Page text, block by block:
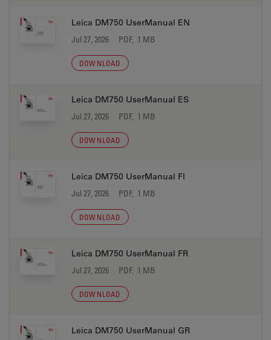
Leica DM750 UserManual EN
Jul 27, 2026 PDF, 1 MB
DOWNLOAD
Leica DM750 UserManual ES
Jul 27, 2026 PDF, 1 MB
DOWNLOAD
Leica DM750 UserManual FI
Jul 27, 2026 PDF, 1 MB
DOWNLOAD
Leica DM750 UserManual FR
Jul 27, 2026 PDF, 1 MB
DOWNLOAD
Leica DM750 UserManual GR